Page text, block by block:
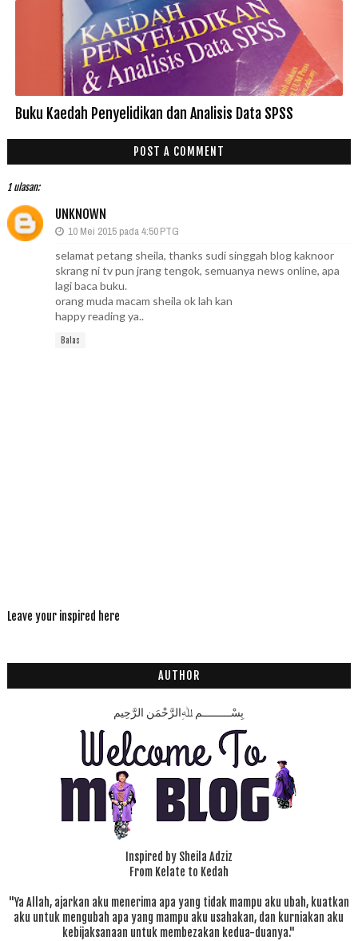
Buku Kaedah Penyelidikan dan Analisis Data SPSS
POST A COMMENT
1 ulasan:
UNKNOWN
10 Mei 2015 pada 4:50 PTG
selamat petang sheila, thanks sudi singgah blog kaknoor
skrang ni tv pun jrang tengok, semuanya news online, apa
lagi baca buku.
orang muda macam sheila ok lah kan
happy reading ya..
Balas
Leave your inspired here
AUTHOR
بِسْـــــــــمِ ﷲِالرَّحْمَنِ الرَّحِيم
Inspired by Sheila Adziz
From Kelate to Kedah
"Ya Allah, ajarkan aku menerima apa yang tidak mampu aku ubah, kuatkan
aku untuk mengubah apa yang mampu aku usahakan, dan kurniakan aku
kebijaksanaan untuk membezakan kedua-duanya."